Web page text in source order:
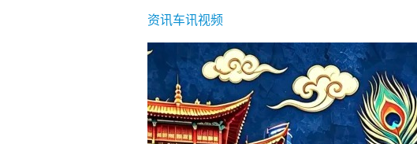
资讯车讯视频